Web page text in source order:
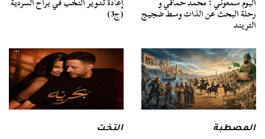
رحلة البحث عن الذات وسط ضجيج
التريند
(ج3)
المصطبة التخت